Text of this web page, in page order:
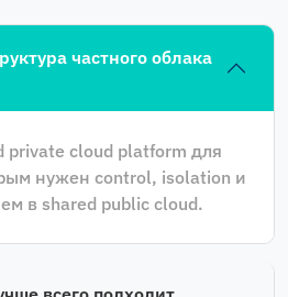
частного облака
private cloud platform для
нужен control, isolation и
в shared public cloud.